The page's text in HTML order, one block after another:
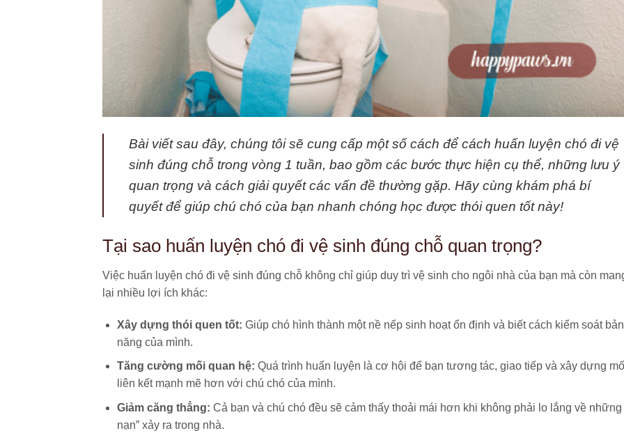
Bài viết sau đây, chúng tôi sẽ cung cấp một số cách để cách huấn luyện chó đi vệ
sinh đúng chỗ trong vòng 1 tuần, bao gồm các bước thực hiện cụ thể, những lưu ý
quan trọng và cách giải quyết các vấn đề thường gặp. Hãy cùng khám phá bí
quyết để giúp chú chó của bạn nhanh chóng học được thói quen tốt này!
Tại sao huấn luyện chó đi vệ sinh đúng chỗ quan trọng?
Việc huấn luyện chó đi vệ sinh đúng chỗ không chỉ giúp duy trì vệ sinh cho ngôi nhà của bạn mà còn
lại nhiều lợi ích khác:
Xây dựng thói quen tốt: Giúp chó hình thành một nề nếp sinh hoạt ổn định và biết cách kiểm soát bản
năng của mình.
Tăng cường mối quan hệ: Quá trình huấn luyện là cơ hội để bạn tương tác, giao tiếp và xây dựng
liên kết mạnh mẽ hơn với chú chó của mình.
Giảm căng thẳng: Cả bạn và chú chó đều sẽ cảm thấy thoải mái hơn khi không phải lo lắng về những
nạn” xảy ra trong nhà.